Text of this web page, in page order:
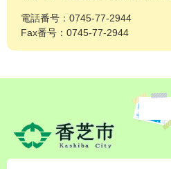
電話番号：0745-77-2944
Fax番号：0745-77-2944